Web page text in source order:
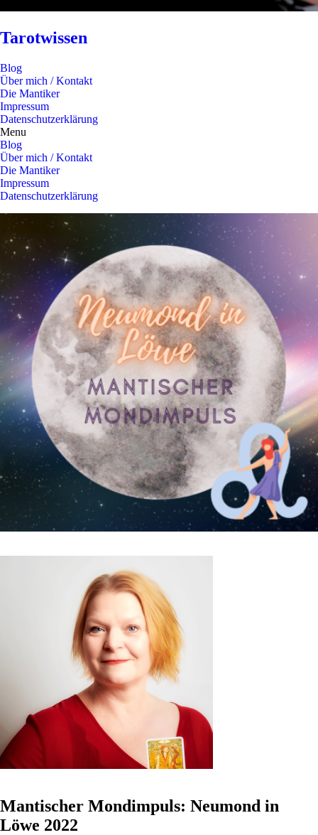
Tarotwissen
Blog
Über mich / Kontakt
Die Mantiker
Impressum
Datenschutzerklärung
Menu
Blog
Über mich / Kontakt
Die Mantiker
Impressum
Datenschutzerklärung
Mantischer Mondimpuls: Neumond in
Löwe 2022